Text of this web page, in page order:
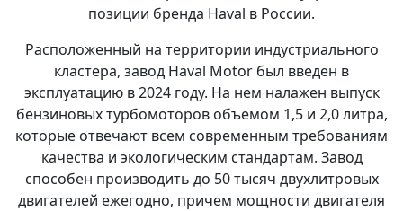
позиции бренда Haval в России.
Расположенный на территории индустриального
кластера, завод Haval Motor был введен в
эксплуатацию в 2024 году. На нем налажен выпуск
бензиновых турбомоторов объемом 1,5 и 2,0 литра,
которые отвечают всем современным требованиям
качества и экологическим стандартам. Завод
способен производить до 50 тысяч двухлитровых
двигателей ежегодно, причем мощности двигателя